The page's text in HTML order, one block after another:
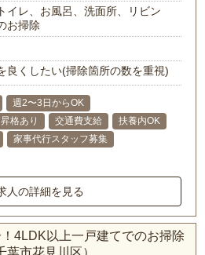
イレ、お風呂、洗面所、リビン
お掃除
良くしたい(掃除箇所の数を重視)
週2〜3日からOK
格あり 交通費支給
扶養内OK
家事代行スタッフ募集
人の詳細を見る
4LDK以上一戸建てでのお掃除
市花見川区）